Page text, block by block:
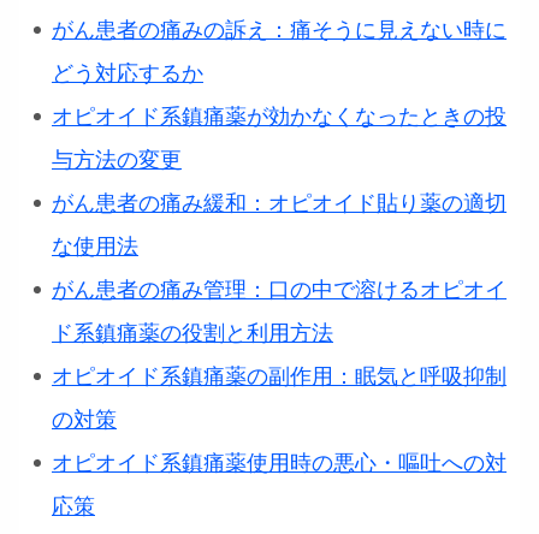
がん患者の痛みの訴え：痛そうに見えない時に
どう対応するか
オピオイド系鎮痛薬が効かなくなったときの投
与方法の変更
がん患者の痛み緩和：オピオイド貼り薬の適切
な使用法
がん患者の痛み管理：口の中で溶けるオピオイ
ド系鎮痛薬の役割と利用方法
オピオイド系鎮痛薬の副作用：眠気と呼吸抑制
の対策
オピオイド系鎮痛薬使用時の悪心・嘔吐への対
応策